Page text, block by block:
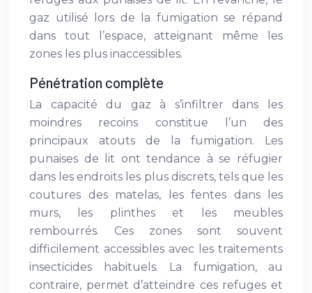
gaz utilisé lors de la fumigation se répand
dans tout l’espace, atteignant même les
zones les plus inaccessibles.
Pénétration complète
La capacité du gaz à s’infiltrer dans les
moindres recoins constitue l’un des
principaux atouts de la fumigation. Les
punaises de lit ont tendance à se réfugier
dans les endroits les plus discrets, tels que les
coutures des matelas, les fentes dans les
murs, les plinthes et les meubles
rembourrés. Ces zones sont souvent
difficilement accessibles avec les traitements
insecticides habituels. La fumigation, au
contraire, permet d’atteindre ces refuges et